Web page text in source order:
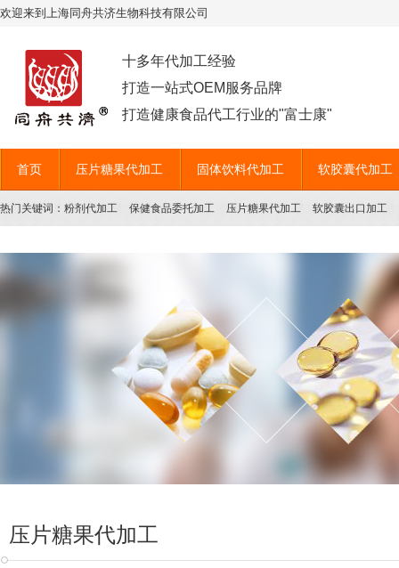
欢迎来到上海同舟共济生物科技有限公司
十多年代加工经验
打造一站式OEM服务品牌
打造健康食品代工行业的"富士康"
首页 压片糖果代加工 固体饮料代加工 软胶囊代加工
热门关键词： 粉剂代加工 保健食品委托加工 压片糖果代加工 软胶囊出口加工
压片糖果代加工